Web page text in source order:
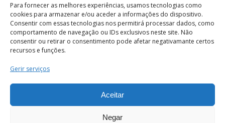
Para fornecer as melhores experiências, usamos tecnologias como
cookies para armazenar e/ou aceder a informações do dispositivo.
Consentir com essas tecnologias nos permitirá processar dados, como
comportamento de navegação ou IDs exclusivos neste site. Não
consentir ou retirar o consentimento pode afetar negativamante certos
recursos e funções.
Gerir serviços
Aceitar
Negar
Termos e Condições
os direitos reservados.